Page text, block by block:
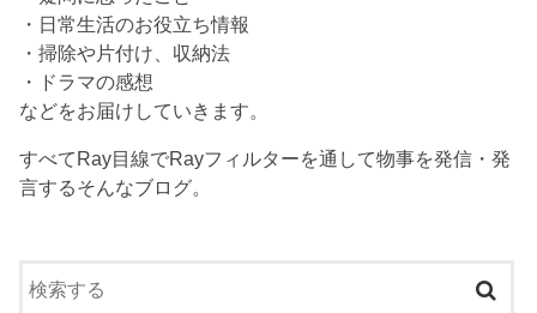
・日常生活のお役立ち情報
・掃除や片付け、収納法
・ドラマの感想
などをお届けしていきます。
すべてRay目線でRayフィルターを通して物事を発信・発
言するそんなブログ。